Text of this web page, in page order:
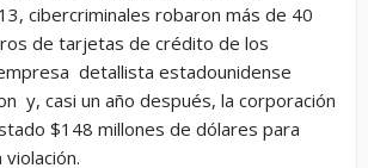
cibercriminales robaron más de 40
de tarjetas de crédito de los
detallista estadounidense
y, casi un año después, la corporación
$148 millones de dólares para